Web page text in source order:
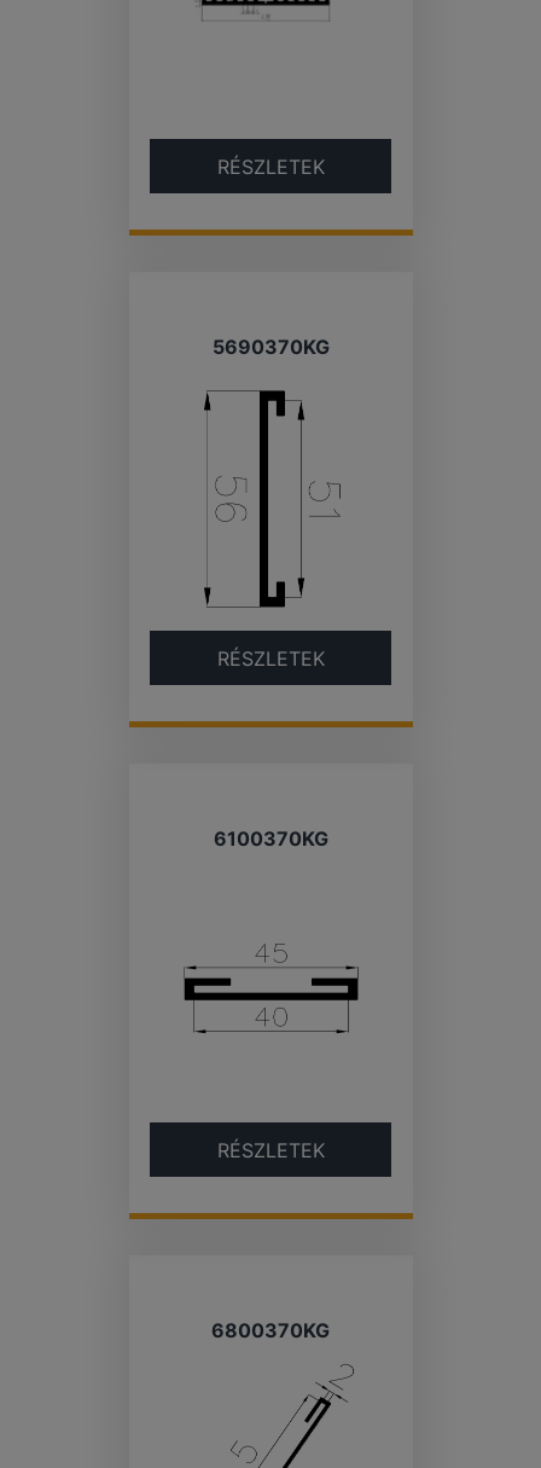
RÉSZLETEK
5690370KG
RÉSZLETEK
6100370KG
RÉSZLETEK
6800370KG